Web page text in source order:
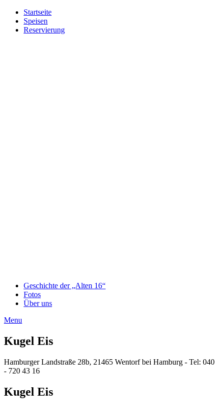
Startseite
Speisen
Reservierung
Geschichte der „Alten 16“
Fotos
Über uns
Menu
Kugel Eis
Hamburger Landstraße 28b, 21465 Wentorf bei Hamburg - Tel: 040
- 720 43 16
Kugel Eis